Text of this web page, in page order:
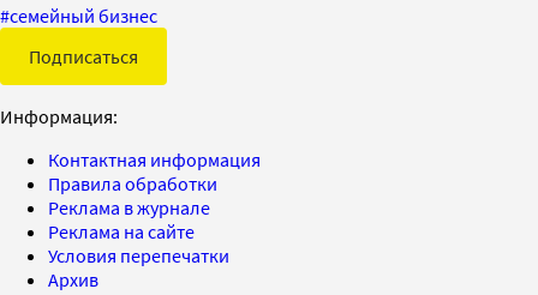
#семейный бизнес
Подписаться
Информация:
Контактная информация
Правила обработки
Реклама в журнале
Реклама на сайте
Условия перепечатки
Архив